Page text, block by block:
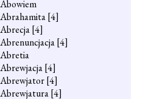
Abowiem
Abrahamita[4]
Abrecja[4]
Abrenuncjacja[4]
Abretia
Abrewjacja[4]
Abrewjator[4]
Abrewjatura[4]